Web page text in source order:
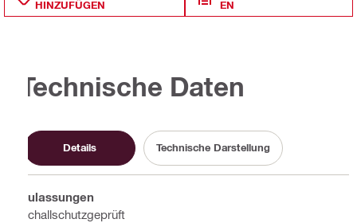
HINZUFÜGEN
EN
Technische Daten
Details Technische Darstellung
Zulassungen
Schallschutzgeprüft